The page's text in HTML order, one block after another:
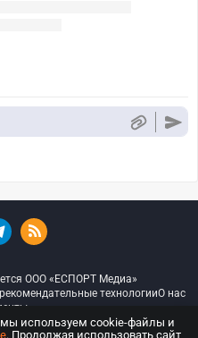
ООО «ЕСПОРТ Медиа»
технологииО нас
используем cookie-файлы и
. Продолжая использовать сайт,